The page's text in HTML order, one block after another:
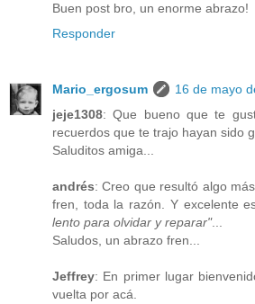
Buen post bro, un enorme abrazo!
Responder
Mario_ergosum
16 de mayo
jeje1308: Que bueno que te
recuerdos que te trajo hayan sido
Saluditos amiga...
andrés: Creo que resultó algo
fren, toda la razón. Y excelente
lento para olvidar y reparar"...
Saludos, un abrazo fren...
Jeffrey: En primer lugar
vuelta por acá.